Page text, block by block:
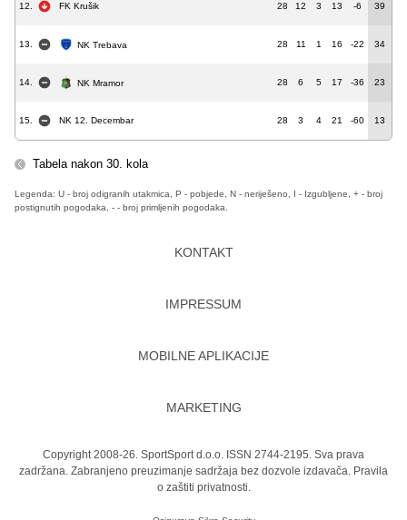
12. FK Krušik 28 12 3 13 -6 39
13. NK Trebava 28 11 1 16 -22 34
14. NK Mramor 28 6 5 17 -36 23
15. NK 12. Decembar 28 3 4 21 -60 13
Tabela nakon 30. kola
Legenda: U - broj odigranih utakmica, P - pobjede, N - neriješeno, I - Izgubljene, + - broj
postignutih pogodaka, - - broj primljenih pogodaka.
KONTAKT
IMPRESSUM
MOBILNE APLIKACIJE
MARKETING
Copyright 2008-26. SportSport d.o.o. ISSN 2744-2195. Sva prava
zadržana. Zabranjeno preuzimanje sadržaja bez dozvole izdavača. Pravila
o zaštiti privatnosti.